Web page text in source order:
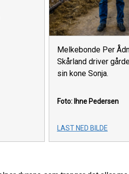
Melkebonde Per
Skårland driver
sin kone Sonja.
Foto: Ihne Pedersen
LAST NED BILDE